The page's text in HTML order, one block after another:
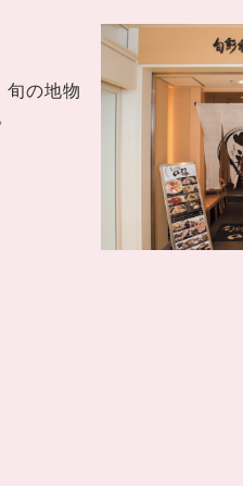
旬の地物